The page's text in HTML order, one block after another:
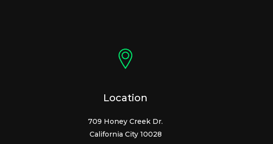
Location
709 Honey Creek Dr.
California City 10028